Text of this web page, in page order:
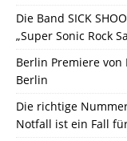
Die Band SICK
„Super Sonic Rock
Berlin Premiere von
Berlin
Die richtige
Notfall ist ein Fall